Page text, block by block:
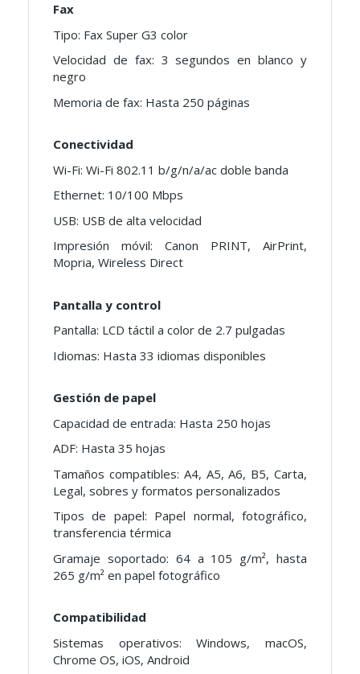
Fax
Tipo: Fax Super G3 color
Velocidad de fax: 3 segundos en blanco y
negro
Memoria de fax: Hasta 250 páginas
Conectividad
Wi-Fi: Wi-Fi 802.11 b/g/n/a/ac doble banda
Ethernet: 10/100 Mbps
USB: USB de alta velocidad
Impresión móvil: Canon PRINT, AirPrint,
Mopria, Wireless Direct
Pantalla y control
Pantalla: LCD táctil a color de 2.7 pulgadas
Idiomas: Hasta 33 idiomas disponibles
Gestión de papel
Capacidad de entrada: Hasta 250 hojas
ADF: Hasta 35 hojas
Tamaños compatibles: A4, A5, A6, B5, Carta,
Legal, sobres y formatos personalizados
Tipos de papel: Papel normal, fotográfico,
transferencia térmica
Gramaje soportado: 64 a 105 g/m², hasta
265 g/m² en papel fotográfico
Compatibilidad
Sistemas operativos: Windows, macOS,
Chrome OS, iOS, Android